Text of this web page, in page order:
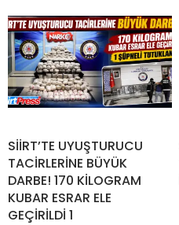
SİİRT’TE UYUŞTURUCU
TACİRLERİNE BÜYÜK
DARBE! 170 KİLOGRAM
KUBAR ESRAR ELE
GEÇİRİLDİ 1